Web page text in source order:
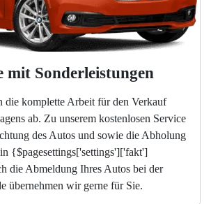
mit Sonderleistungen
die komplette Arbeit für den Verkauf
ab. Zu unserem kostenlosen Service
des Autos und sowie die Abholung
{$pagesettings['settings']['fakt']
die Abmeldung Ihres Autos bei der
übernehmen wir gerne für Sie.